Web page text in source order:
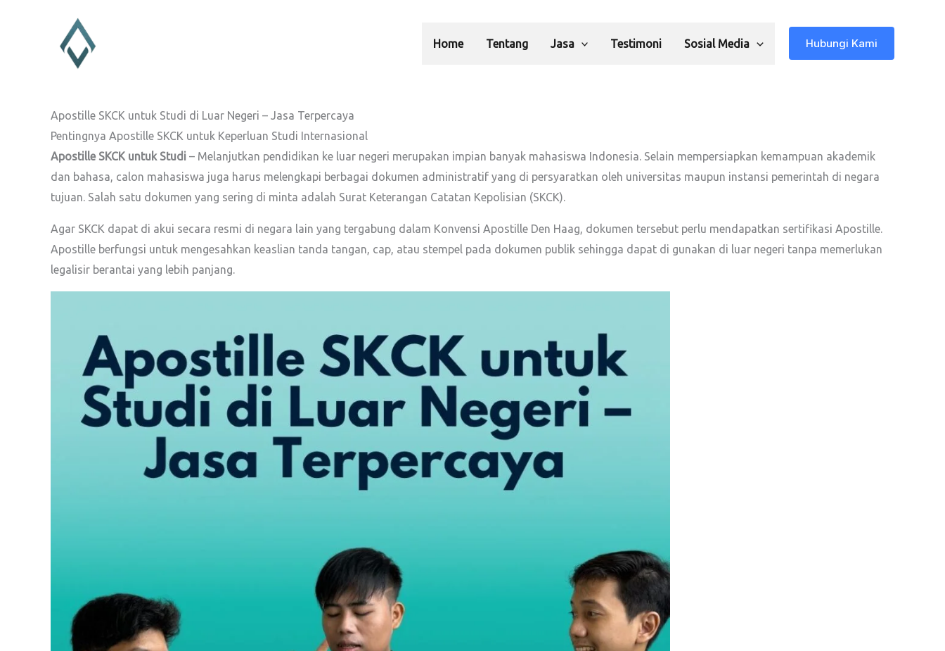
Home Tentang Jasa Testimoni Sosial Media Hubungi Kami
Apostille SKCK untuk Studi di Luar Negeri – Jasa Terpercaya
Pentingnya Apostille SKCK untuk Keperluan Studi Internasional
Apostille SKCK untuk Studi – Melanjutkan pendidikan ke luar negeri merupakan impian banyak mahasiswa Indonesia. Selain mempersiapkan kemampuan akademik
dan bahasa, calon mahasiswa juga harus melengkapi berbagai dokumen administratif yang di persyaratkan oleh universitas maupun instansi pemerintah di negara
tujuan. Salah satu dokumen yang sering di minta adalah Surat Keterangan Catatan Kepolisian (SKCK).
Agar SKCK dapat di akui secara resmi di negara lain yang tergabung dalam Konvensi Apostille Den Haag, dokumen tersebut perlu mendapatkan sertifikasi Apostille.
Apostille berfungsi untuk mengesahkan keaslian tanda tangan, cap, atau stempel pada dokumen publik sehingga dapat di gunakan di luar negeri tanpa memerlukan
legalisir berantai yang lebih panjang.